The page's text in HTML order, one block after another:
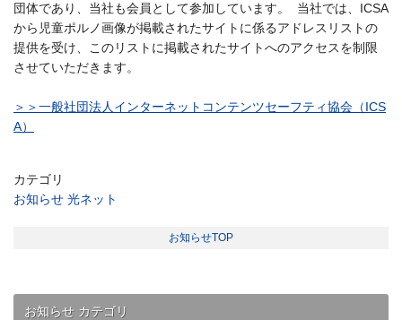
団体であり、当社も会員として参加しています。 当社では、ICSA
から児童ポルノ画像が掲載されたサイトに係るアドレスリストの
提供を受け、このリストに掲載されたサイトへのアクセスを制限
させていただきます。
＞＞一般社団法人インターネットコンテンツセーフティ協会（ICS
A）
カテゴリ
お知らせ 光ネット
お知らせTOP
お知らせ カテゴリ